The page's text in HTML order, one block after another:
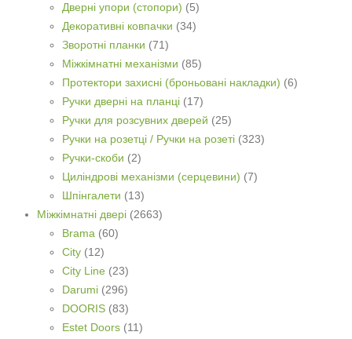
Дверні упори (стопори) (5)
Декоративні ковпачки (34)
Зворотні планки (71)
Міжкімнатні механізми (85)
Протектори захисні (броньовані накладки) (6)
Ручки дверні на планці (17)
Ручки для розсувних дверей (25)
Ручки на розетці / Ручки на розеті (323)
Ручки-скоби (2)
Циліндрові механізми (серцевини) (7)
Шпінгалети (13)
Міжкімнатні двері (2663)
Brama (60)
City (12)
City Line (23)
Darumi (296)
DOORIS (83)
Estet Doors (11)